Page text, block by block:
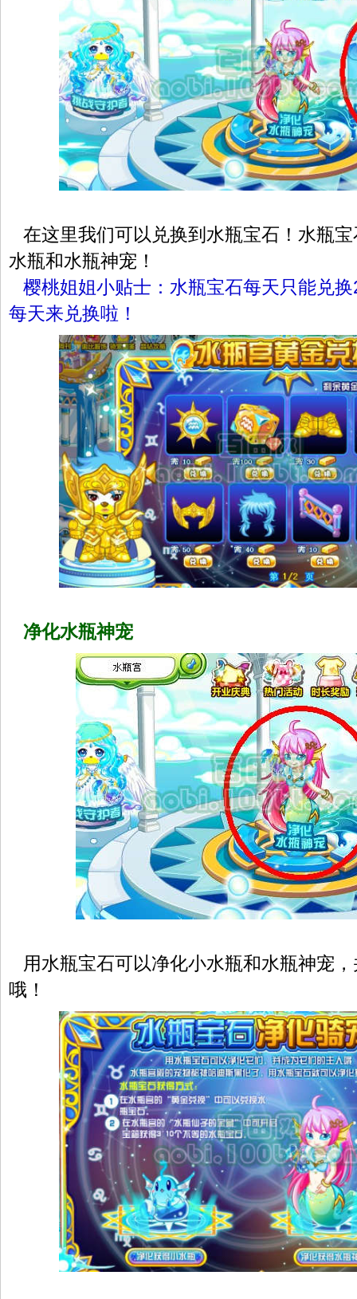
在这里我们可以兑换到水瓶宝石！水瓶
水瓶和水瓶神宠！
樱桃姐姐小贴士：水瓶宝石每天只能兑
每天来兑换啦！
净化水瓶神宠
用水瓶宝石可以净化小水瓶和水瓶神宠
哦！